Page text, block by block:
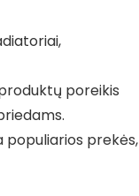
poreikis
populiarios prekės,